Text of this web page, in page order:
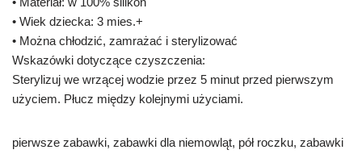
• Wiek dziecka: 3 mies.+
• Można chłodzić, zamrażać i sterylizować
Wskazówki dotyczące czyszczenia:
Sterylizuj we wrzącej wodzie przez 5 minut przed pierwszym
użyciem. Płucz między kolejnymi użyciami.
pierwsze zabawki, zabawki dla niemowląt, pół roczku, zabawki